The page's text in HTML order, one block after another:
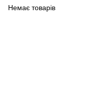
Немає товарів